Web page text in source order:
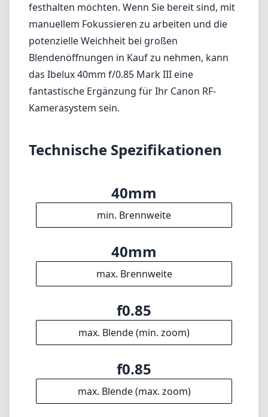
festhalten möchten. Wenn Sie bereit sind, mit
manuellem Fokussieren zu arbeiten und die
potenzielle Weichheit bei großen
Blendenöffnungen in Kauf zu nehmen, kann
das Ibelux 40mm f/0.85 Mark III eine
fantastische Ergänzung für Ihr Canon RF-
Kamerasystem sein.
Technische Spezifikationen
40mm
min. Brennweite
40mm
max. Brennweite
f0.85
max. Blende (min. zoom)
f0.85
max. Blende (max. zoom)